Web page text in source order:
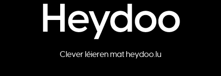
Clever léieren mat heydoo.lu